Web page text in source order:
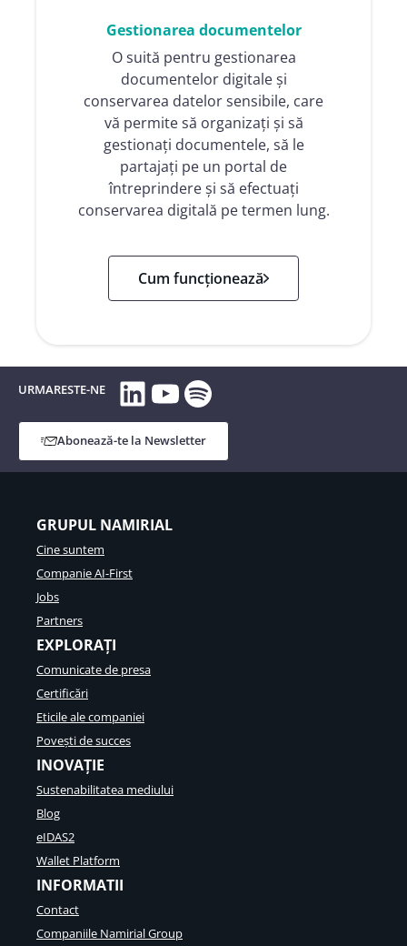
Gestionarea documentelor
O suită pentru gestionarea
documentelor digitale și
conservarea datelor sensibile, care
vă permite să organizați și să
gestionați documentele, să le
partajați pe un portal de
întreprindere și să efectuați
conservarea digitală pe termen lung.
Cum funcționează
URMARESTE-NE LinkedIn
YouTube
Spotify
Abonează-te la Newsletter
GRUPUL NAMIRIAL
Cine suntem
Companie AI-First
Jobs
Partners
EXPLORAȚI
Comunicate de presa
Certificări
Eticile ale companiei
Povești de succes
INOVAȚIE
Sustenabilitatea mediului
Blog
eIDAS2
Wallet Platform
INFORMATII
Contact
Companiile Namirial Group